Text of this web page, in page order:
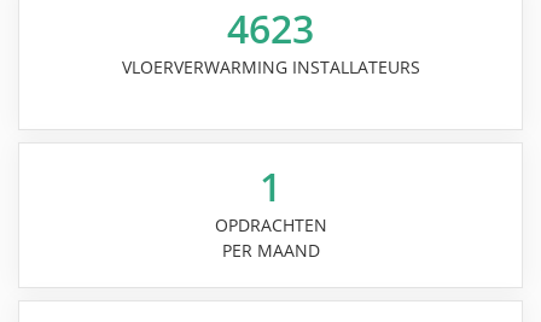
4623
VLOERVERWARMING INSTALLATEURS
1
OPDRACHTEN
PER MAAND